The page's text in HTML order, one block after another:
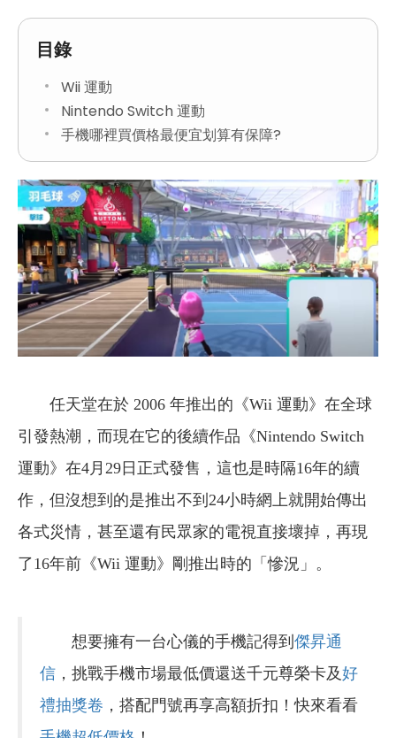
目錄
Wii 運動
Nintendo Switch 運動
手機哪裡買價格最便宜划算有保障?
任天堂在於 2006 年推出的《Wii 運動》在全球
引發熱潮，而現在它的後續作品《Nintendo Switch
運動》在4月29日正式發售，這也是時隔16年的續
作，但沒想到的是推出不到24小時網上就開始傳出
各式災情，甚至還有民眾家的電視直接壞掉，再現
了16年前《Wii 運動》剛推出時的「慘況」。
想要擁有一台心儀的手機記得到 傑昇通
信 ，挑戰手機市場最低價還送千元尊榮卡及好
禮抽獎卷 ，搭配門號再享高額折扣！快來看看